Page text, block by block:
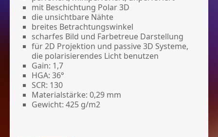
mit Beschichtung Polar 3D
die unsichtbare Nähte
breites Betrachtungswinkel
scharfes Bild und Farbetreue Darstellung
für 2D Projektion und passive 3D Systeme,
die polarisierendes Licht benutzen
Gain: 1,7
HGA: 36°
SCR: 130
Materialstärke: 0,29 mm
Gewicht: 425 g/m2